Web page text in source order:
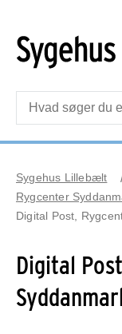
Sygehus Lillebælt
Rygcenter
Digital Post,
Digital